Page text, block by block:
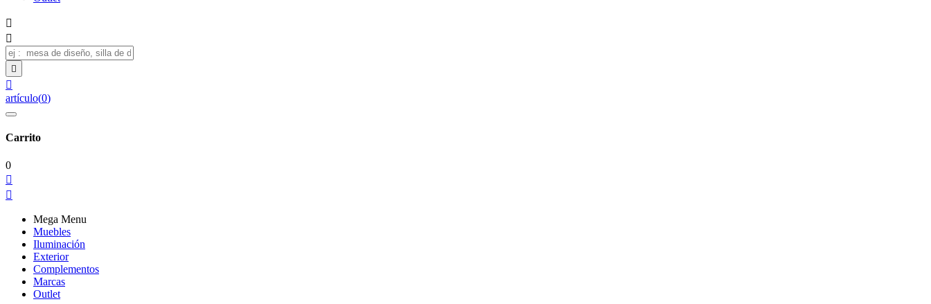




artículo(0)
Carrito
0


Mega Menu
Muebles
Iluminación
Exterior
Complementos
Marcas
Outlet